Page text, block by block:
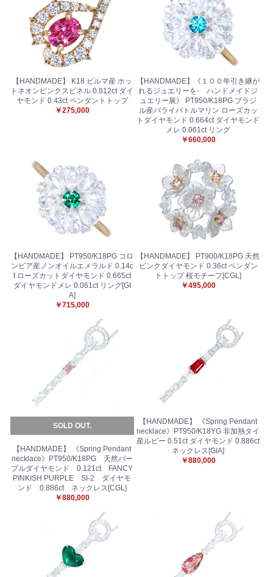
【HANDMADE】 K18 ビルマ産 ホッ
トネオンピンクスピネル 0.812ct ダイ
ヤモンド 0.43ct ペンダントトップ
￥275,000
【HANDMADE】《１００年引き継が
れるジュエリーを- ハンドメイドジ
ュエリー展》 PT950/K18PG ブラジ
ル産パライバトルマリン ローズカッ
トダイヤモンド 0.664ct ダイヤモンド
メレ 0.061ct リング
￥660,000
【HANDMADE】 PT950/K18PG コロ
ンビア産ノンオイルエメラルド 0.14c
t ローズカットダイヤモンド 0.665ct
ダイヤモンドメレ 0.061ct リング[GI
A]
￥715,000
【HANDMADE】 PT900/K18PG 天然
ピンクダイヤモンド 0.36ct ペンダン
トトップ 桜モチーフ[CGL]
￥495,000
SOLD OUT.
【HANDMADE】 《Spring Pendant
necklace》PT950/K18PG 天然パー
プルダイヤモンド 0.121ct FANCY
PINKISH PURPLE SI-2 ダイヤモ
ンド 0.886ct ネックレス[CGL]
￥880,000
【HANDMADE】 《Spring Pendant
necklace》PT950/K18YG 非加熱タイ
産ルビー 0.51ct ダイヤモンド 0.886ct
ネックレス[GIA]
￥880,000
お買い物を続ける カートへ進む